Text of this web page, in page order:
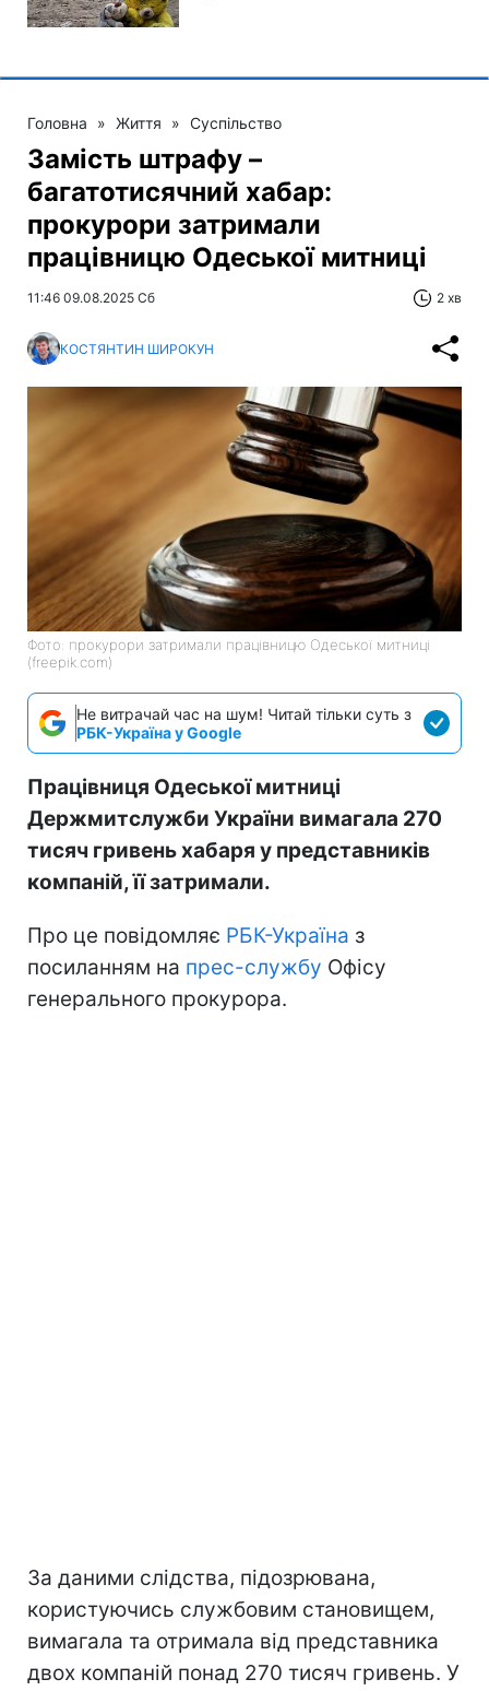
Головна » Життя » Суспільство
Замість штрафу –
багатотисячний хабар:
прокурори затримали
працівницю Одеської митниці
11:46 09.08.2025 Сб 2 хв
КОСТЯНТИН ШИРОКУН
Фото: прокурори затримали працівницю Одеської митниці
(freepik.com)
Не витрачай час на шум! Читай тільки суть з
РБК-Україна у Google
Працівниця Одеської митниці
Держмитслужби України вимагала 270
тисяч гривень хабаря у представників
компаній, її затримали.
Про це повідомляє РБК-Україна з
посиланням на прес-службу Офісу
генерального прокурора.
За даними слідства, підозрювана,
користуючись службовим становищем,
вимагала та отримала від представника
двох компаній понад 270 тисяч гривень. У